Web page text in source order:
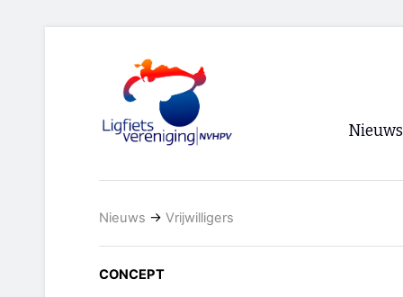
Nieuws
Nieuws → Vrijwilligers
CONCEPT